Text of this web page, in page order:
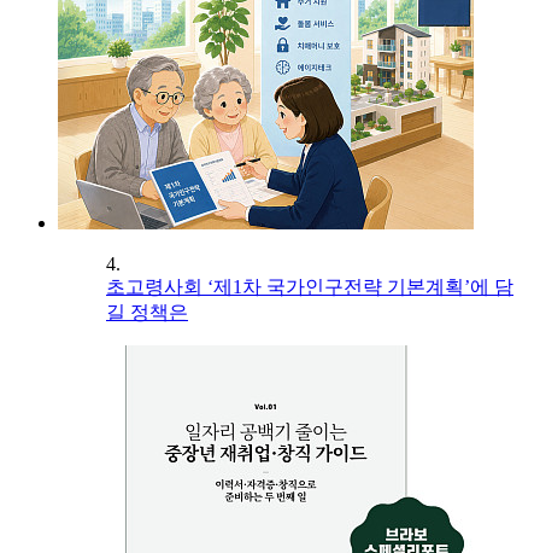
4.
초고령사회 ‘제1차 국가인구전략 기본계획’에 담
길 정책은